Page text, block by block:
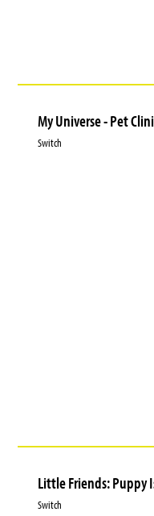
My Universe - Pet
Switch
Little Friends: Puppy
Switch